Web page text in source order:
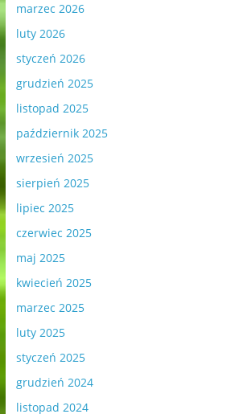
marzec 2026
luty 2026
styczeń 2026
grudzień 2025
listopad 2025
październik 2025
wrzesień 2025
sierpień 2025
lipiec 2025
czerwiec 2025
maj 2025
kwiecień 2025
marzec 2025
luty 2025
styczeń 2025
grudzień 2024
listopad 2024